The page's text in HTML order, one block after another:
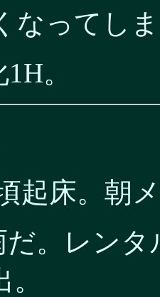
なってし
。
起床。朝
だ。レン